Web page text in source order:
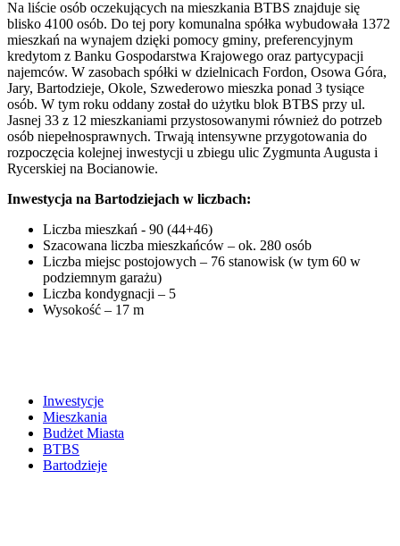
Na liście osób oczekujących na mieszkania BTBS znajduje się
blisko 4100 osób. Do tej pory komunalna spółka wybudowała 1372
mieszkań na wynajem dzięki pomocy gminy, preferencyjnym
kredytom z Banku Gospodarstwa Krajowego oraz partycypacji
najemców. W zasobach spółki w dzielnicach Fordon, Osowa Góra,
Jary, Bartodzieje, Okole, Szwederowo mieszka ponad 3 tysiące
osób. W tym roku oddany został do użytku blok BTBS przy ul.
Jasnej 33 z 12 mieszkaniami przystosowanymi również do potrzeb
osób niepełnosprawnych. Trwają intensywne przygotowania do
rozpoczęcia kolejnej inwestycji u zbiegu ulic Zygmunta Augusta i
Rycerskiej na Bocianowie.
Inwestycja na Bartodziejach w liczbach:
Liczba mieszkań - 90 (44+46)
Szacowana liczba mieszkańców – ok. 280 osób
Liczba miejsc postojowych – 76 stanowisk (w tym 60 w
podziemnym garażu)
Liczba kondygnacji – 5
Wysokość – 17 m
Inwestycje
Mieszkania
Budżet Miasta
BTBS
Bartodzieje